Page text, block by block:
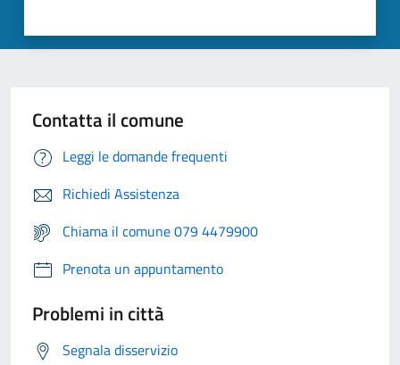
Contatta il comune
Leggi le domande frequenti
Richiedi Assistenza
Chiama il comune 079 4479900
Prenota un appuntamento
Problemi in città
Segnala disservizio